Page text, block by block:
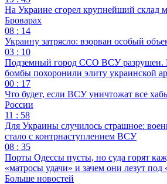
На Украине сгорел крупнейший склад
Броварах
08 : 14
Украину затрясло: взорван особый
03 : 10
Подземный город ССО ВСУ разрушен.
бомбы похоронили элиту украинской
00 : 17
Что будет, если ВСУ уничтожат все
России
11 : 58
Для Украины случилось страшное:
стало с контрнаступлением ВСУ
08 : 35
Порты Одессы пусты, но суда горят
«матросы удачи» и зачем они лезут под
Больше новостей